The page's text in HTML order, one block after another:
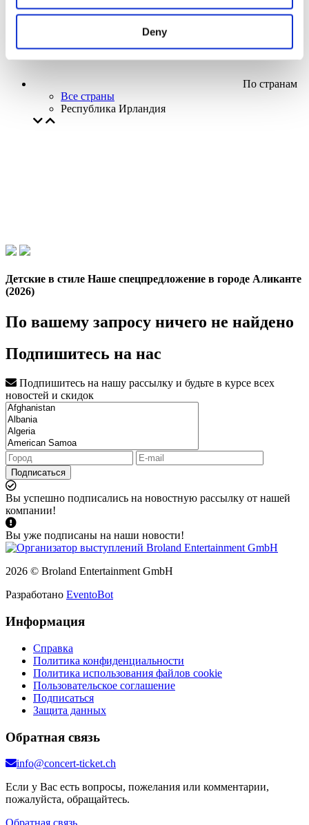
Deny
По странам
Все страны
Республика Ирландия
Детские в стиле Наше спецпредложение в городе Аликанте
(2026)
По вашему запросу ничего не найдено
Подпишитесь на нас
Подпишитесь на нашу рассылку и будьте в курсе всех
новостей и скидок
Подписаться
Вы успешно подписались на новостную рассылку от нашей
компании!
Вы уже подписаны на наши новости!
2026 © Broland Entertainment GmbH
Разработано EventoBot
Информация
Справка
Политика конфиденциальности
Политика использования файлов cookie
Пользовательское соглашение
Подписаться
Защита данных
Обратная связь
info@concert-ticket.ch
Если у Вас есть вопросы, пожелания или комментарии,
пожалуйста, обращайтесь.